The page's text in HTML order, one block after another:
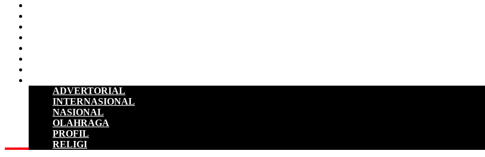
ADVERTORIAL
INTERNASIONAL
NASIONAL
OLAHRAGA
PROFIL
RELIGI